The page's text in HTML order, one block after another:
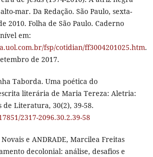
mar. Da Redação. São Paulo, sexta-
2010. Folha de São Paulo. Caderno
em:
fsp/cotidian/ff3004201025.htm.
de 2017.
Taborda. Uma poética do
literária de Maria Tereza: Aletria:
de Literatura, 30(2), 39-58.
2317-2096.30.2.39-58
e ANDRADE, Marcilea Freitas
decolonial: análise, desafios e